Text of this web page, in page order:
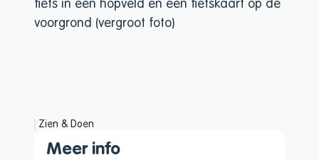
Zien & Doen
Meer info